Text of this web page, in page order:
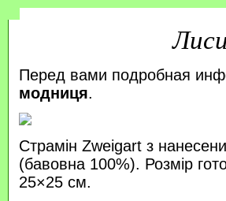
Перед вами подробная
модниця.
Страмін Zweigart з
(бавовна 100%). Розмір
25×25 см.